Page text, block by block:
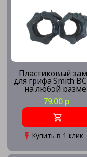
Пластиковый
для грифа Smith
на любой
(Пара)
79.00 р
Купить в 1 клик